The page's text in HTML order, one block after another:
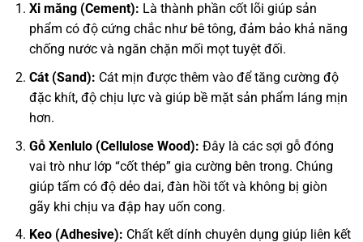
Xi măng (Cement): Là thành phần cốt lõi giúp sản
phẩm có độ cứng chắc như bê tông, đảm bảo khả năng
chống nước và ngăn chặn mối mọt tuyệt đối.
Cát (Sand): Cát mịn được thêm vào để tăng cường độ
đặc khít, độ chịu lực và giúp bề mặt sản phẩm láng mịn
hơn.
Gỗ Xenlulo (Cellulose Wood): Đây là các sợi gỗ đóng
vai trò như lớp “cốt thép” gia cường bên trong. Chúng
giúp tấm có độ dẻo dai, đàn hồi tốt và không bị giòn
gãy khi chịu va đập hay uốn cong.
Keo (Adhesive): Chất kết dính chuyên dụng giúp liên kết